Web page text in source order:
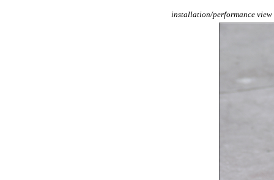
installation/performance view